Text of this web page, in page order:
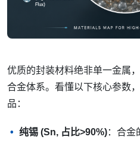
优质的封装材料绝非单一金属
合金体系。看懂以下核心参数
品：
纯锡 (Sn, 占比>90%)：合金